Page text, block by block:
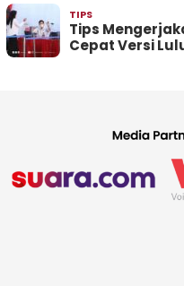
TIPS
Tips
Cepat Versi